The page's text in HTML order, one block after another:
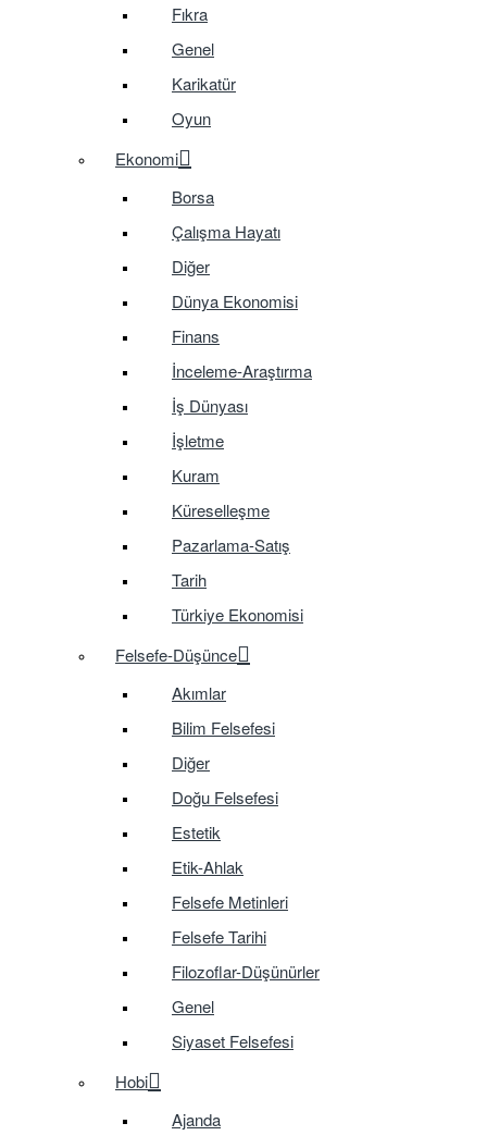
Fıkra
Genel
Karikatür
Oyun
Ekonomi
Borsa
Çalışma Hayatı
Diğer
Dünya Ekonomisi
Finans
İnceleme-Araştırma
İş Dünyası
İşletme
Kuram
Küreselleşme
Pazarlama-Satış
Tarih
Türkiye Ekonomisi
Felsefe-Düşünce
Akımlar
Bilim Felsefesi
Diğer
Doğu Felsefesi
Estetik
Etik-Ahlak
Felsefe Metinleri
Felsefe Tarihi
Filozoflar-Düşünürler
Genel
Siyaset Felsefesi
Hobi
Ajanda